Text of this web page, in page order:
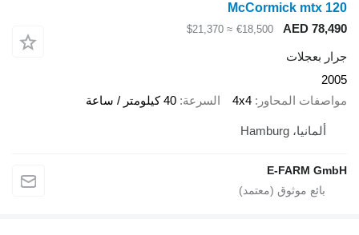
McCormick mtx 120
AED 78,490
€18,500
≈ $21,370
جرار بعجلات
2005
مواصفات المحاور
4x4 السرعة 40 كيلومتر / ساعة
ألمانيا، Hamburg
E-FARM GmbH